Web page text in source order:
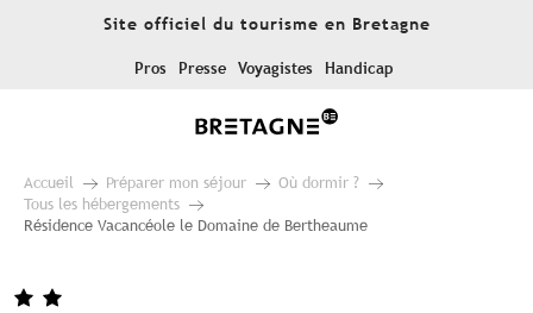
Site officiel du tourisme en Bretagne
Pros Presse Voyagistes Handicap
Accueil Préparer mon séjour
Où dormir ?
Tous les hébergements
Résidence Vacancéole le Domaine de Bertheaume